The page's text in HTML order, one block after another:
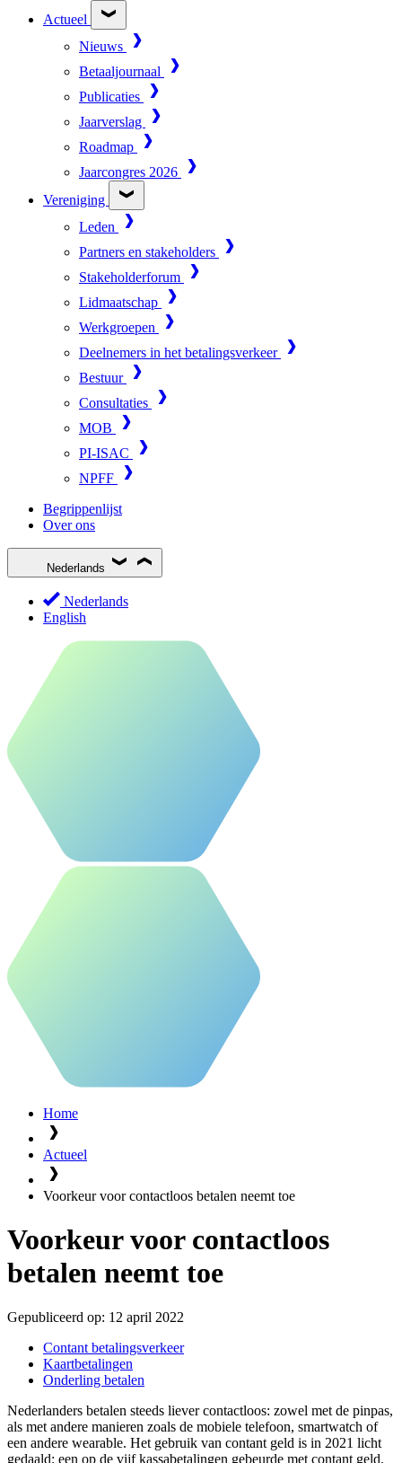
Actueel
Nieuws
Betaaljournaal
Publicaties
Jaarverslag
Roadmap
Jaarcongres 2026
Vereniging
Leden
Partners en stakeholders
Stakeholderforum
Lidmaatschap
Werkgroepen
Deelnemers in het betalingsverkeer
Bestuur
Consultaties
MOB
PI-ISAC
NPFF
Begrippenlijst
Over ons
Nederlands
Nederlands
English
Home
Actueel
Voorkeur voor contactloos betalen neemt toe
Voorkeur voor contactloos
betalen neemt toe
Gepubliceerd op: 12 april 2022
Contant betalingsverkeer
Kaartbetalingen
Onderling betalen
Nederlanders betalen steeds liever contactloos: zowel met de pinpas,
als met andere manieren zoals de mobiele telefoon, smartwatch of
een andere wearable. Het gebruik van contant geld is in 2021 licht
gedaald: een op de vijf kassabetalingen gebeurde met contant geld.